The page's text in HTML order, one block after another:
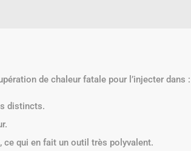
de chaleur fatale pour l’injecter dans :
distincts.
ce qui en fait un outil très polyvalent.